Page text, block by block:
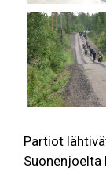
Partiot
Suonenjoelta